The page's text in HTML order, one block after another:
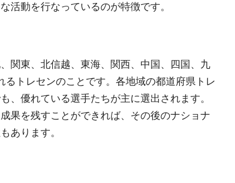
活動を行なっているのが特徴です。
関東、北信越、東海、関西、中国、四国、九
るトレセンのことです。各地域の都道府県トレ
、優れている選手たちが主に選出されます。
果を残すことができれば、その後のナショナ
あります。